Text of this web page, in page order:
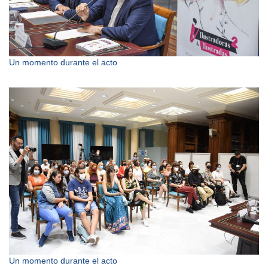
Un momento durante el acto
Un momento durante el acto